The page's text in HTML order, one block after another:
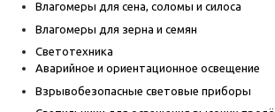
Влагомеры для сена, соломы и силоса
Влагомеры для зерна и семян
Светотехника
Аварийное и ориентационное освещение
Взрывобезопасные световые приборы